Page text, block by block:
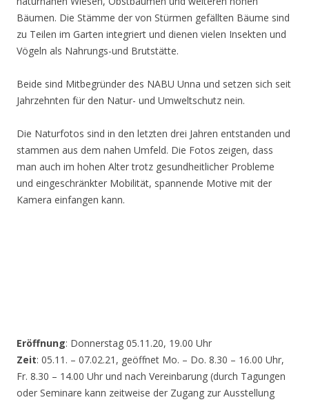
Bäumen. Die Stämme der von Stürmen gefällten Bäume sind
zu Teilen im Garten integriert und dienen vielen Insekten und
Vögeln als Nahrungs-und Brutstätte.
Beide sind Mitbegründer des NABU Unna und setzen sich seit
Jahrzehnten für den Natur- und Umweltschutz nein.
Die Naturfotos sind in den letzten drei Jahren entstanden und
stammen aus dem nahen Umfeld. Die Fotos zeigen, dass
man auch im hohen Alter trotz gesundheitlicher Probleme
und eingeschränkter Mobilität, spannende Motive mit der
Kamera einfangen kann.
Eröffnung: Donnerstag 05.11.20, 19.00 Uhr
Zeit: 05.11. – 07.02.21, geöffnet Mo. – Do. 8.30 – 16.00 Uhr,
Fr. 8.30 – 14.00 Uhr und nach Vereinbarung (durch Tagungen
oder Seminare kann zeitweise der Zugang zur Ausstellung